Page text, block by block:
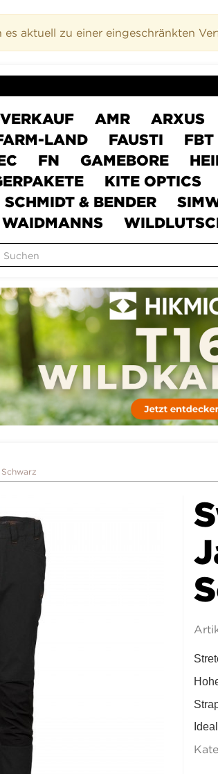
aktuell zu einer eingeschränkten
AMR ARXUS
LAND FAUSTI FBT
FN GAMEBORE
KITE OPTICS
SCHMIDT & BENDER
WAIDMANNS